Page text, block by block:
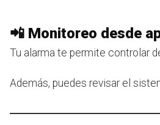
📲 Monitoreo desde
Tu alarma te permite controlar
Además, puedes revisar el